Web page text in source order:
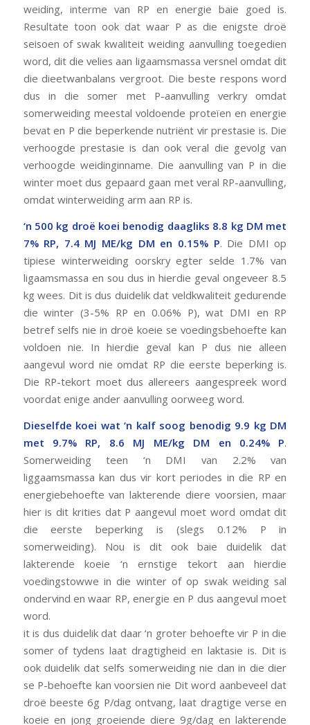
weiding, interme van RP en energie baie goed is.
Resultate toon ook dat waar P as die enigste droë
seisoen of swak kwaliteit weiding aanvulling toegedien
word, dit die velies aan ligaamsmassa versnel omdat dit
die dieetwanbalans vergroot. Die beste respons word
dus in die somer met P-aanvulling verkry omdat
somerweiding meestal voldoende proteïen en energie
bevat en P die beperkende nutriënt vir prestasie is. Die
verhoogde prestasie is dan ook veral die gevolg van
verhoogde weidinginname. Die aanvulling van P in die
winter moet dus gepaard gaan met veral RP-aanvulling,
omdat winterweiding arm aan RP is.
‘n 500 kg droë koei benodig daagliks 8.8 kg DM met
7% RP, 7.4 MJ ME/kg DM en 0.15% P. Die DMI op
tipiese winterweiding oorskry egter selde 1.7% van
ligaamsmassa en sou dus in hierdie geval ongeveer 8.5
kg wees. Dit is dus duidelik dat veldkwaliteit gedurende
die winter (3-5% RP en 0.06% P), wat DMI en RP
betref selfs nie in droë koeie se voedingsbehoefte kan
voldoen nie. In hierdie geval kan P dus nie alleen
aangevul word nie omdat RP die eerste beperking is.
Die RP-tekort moet dus allereers aangespreek word
voordat enige ander aanvulling oorweeg word.
Dieselfde koei wat ‘n kalf soog benodig 9.9 kg DM
met 9.7% RP, 8.6 MJ ME/kg DM en 0.24% P.
Somerweiding teen ‘n DMI van 2.2% van
liggaamsmassa kan dus vir kort periodes in die RP en
energiebehoefte van lakterende diere voorsien, maar
hier is dit krities dat P aangevul moet word omdat dit
die eerste beperking is (slegs 0.12% P in
somerweiding). Nou is dit ook baie duidelik dat
lakterende koeie ‘n ernstige tekort aan hierdie
voedingstowwe in die winter of op swak weiding sal
ondervind en waar RP, energie en P dus aangevul moet
word.
it is dus duidelik dat daar ‘n groter behoefte vir P in die
somer of tydens laat dragtigheid en laktasie is. Dit is
ook duidelik dat selfs somerweiding nie dan in die dier
se P-behoefte kan voorsien nie Dit word aanbeveel dat
droë beeste 6g P/dag ontvang, laat dragtige verse en
koeie en jong groeiende diere 9g/dag en lakterende